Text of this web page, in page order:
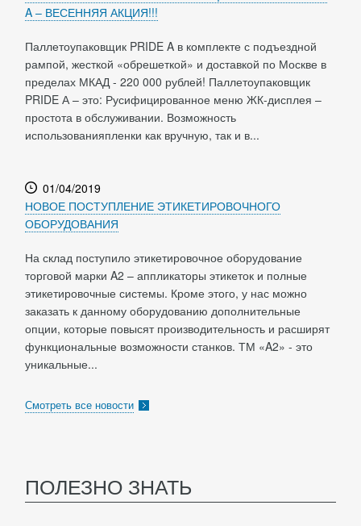
A – ВЕСЕННЯЯ АКЦИЯ!!!
Паллетоупаковщик PRIDE A в комплекте с подъездной
рампой, жесткой «обрешеткой» и доставкой по Москве в
пределах МКАД - 220 000 рублей! Паллетоупаковщик
PRIDE А – это: Русифицированное меню ЖК-дисплея –
простота в обслуживании. Возможность
использованияпленки как вручную, так и в...
01/04/2019
НОВОЕ ПОСТУПЛЕНИЕ ЭТИКЕТИРОВОЧНОГО
ОБОРУДОВАНИЯ
На склад поступило этикетировочное оборудование
торговой марки A2 – аппликаторы этикеток и полные
этикетировочные системы. Кроме этого, у нас можно
заказать к данному оборудованию дополнительные
опции, которые повысят производительность и расширят
функциональные возможности станков. ТМ «A2» - это
уникальные...
Смотреть все новости
ПОЛЕЗНО ЗНАТЬ